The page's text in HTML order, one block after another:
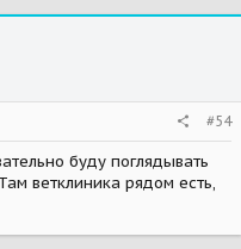
#54
буду поглядывать
ветклиника рядом есть,